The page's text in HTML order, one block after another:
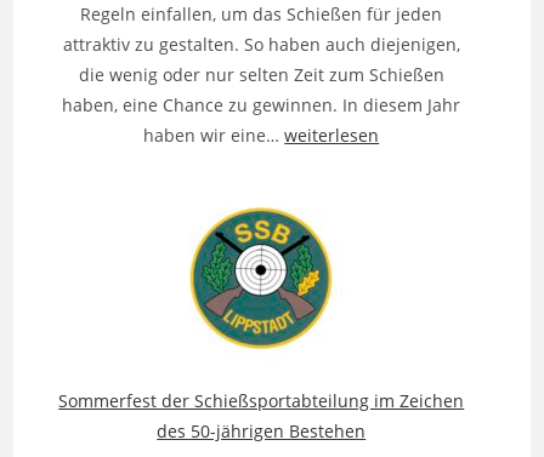
Regeln einfallen, um das Schießen für jeden
attraktiv zu gestalten. So haben auch diejenigen,
die wenig oder nur selten Zeit zum Schießen
haben, eine Chance zu gewinnen. In diesem Jahr
haben wir eine…Osterschiessen
weiterlesen
Sommerfest der Schießsportabteilung im Zeichen
des 50-jährigen Bestehen